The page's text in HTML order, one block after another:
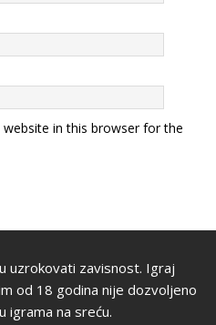
in this browser for the
uzrokovati zavisnost. Igraj
od 18 godina nije dozvoljeno
igrama na sreću.